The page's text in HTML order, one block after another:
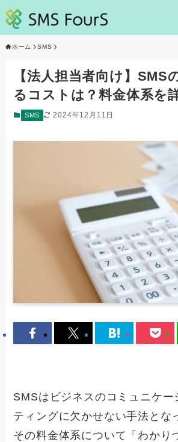
ホーム SMS
【法人担当者向け】SMS
るコストは？料金体系を
SMS 2024年12月11日
SMSはビジネスのコミュニケー
ティングに欠かせない手法とな
その料金体系について「わかり